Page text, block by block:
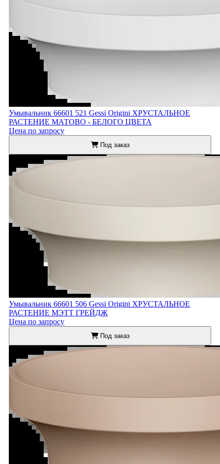
Умывальник 66601 521 Gessi Origini ХРУСТАЛЬНОЕ
РАСТЕНИЕ МАТОВО - БЕЛОГО ЦВЕТА
Цена по запросу
Под заказ
Умывальник 66601 506 Gessi Origini ХРУСТАЛЬНОЕ
РАСТЕНИЕ МЭТТ ГРЕЙДЖ
Цена по запросу
Под заказ